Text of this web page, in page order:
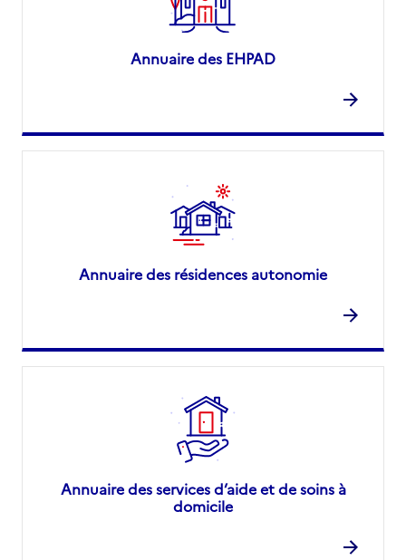
Annuaire des EHPAD
Annuaire des résidences autonomie
Annuaire des services d’aide et de soins à
domicile